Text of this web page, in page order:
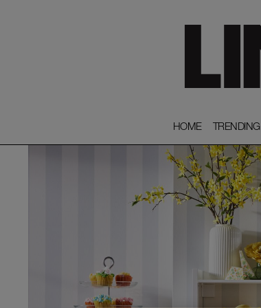
HOME
HOME TRENDING
TRENDING